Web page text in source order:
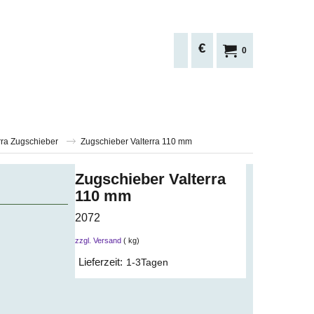
0
€
Zugschieber Zugschieber Valterra 110 mm
Zugschieber Valterra
110 mm
2072
zzgl. Versand kg
Lieferzeit: 1-3Tagen